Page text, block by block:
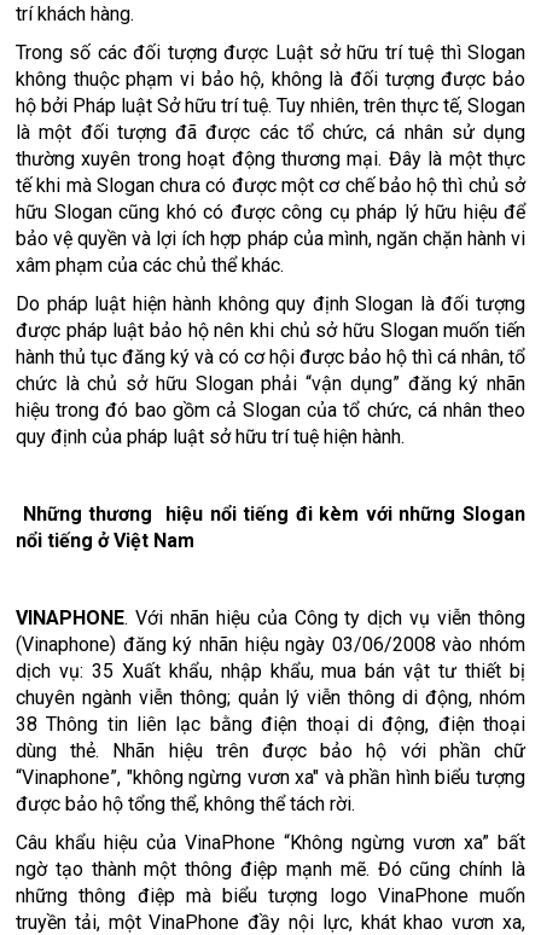
trí khách hàng.
Trong số các đối tượng được Luật sở hữu trí tuệ thì Slogan
không thuộc phạm vi bảo hộ, không là đối tượng được bảo
hộ bởi Pháp luật Sở hữu trí tuệ. Tuy nhiên, trên thực tế, Slogan
là một đối tượng đã được các tổ chức, cá nhân sử dụng
thường xuyên trong hoạt động thương mại. Đây là một thực
tế khi mà Slogan chưa có được một cơ chế bảo hộ thì chủ sở
hữu Slogan cũng khó có được công cụ pháp lý hữu hiệu để
bảo vệ quyền và lợi ích hợp pháp của mình, ngăn chặn hành vi
xâm phạm của các chủ thể khác.
Do pháp luật hiện hành không quy định Slogan là đối tượng
được pháp luật bảo hộ nên khi chủ sở hữu Slogan muốn tiến
hành thủ tục đăng ký và có cơ hội được bảo hộ thì cá nhân, tổ
chức là chủ sở hữu Slogan phải “vận dụng” đăng ký nhãn
hiệu trong đó bao gồm cả Slogan của tổ chức, cá nhân theo
quy định của pháp luật sở hữu trí tuệ hiện hành.
Những thương hiệu nổi tiếng đi kèm với những Slogan
nổi tiếng ở Việt Nam
VINAPHONE. Với nhãn hiệu của Công ty dịch vụ viễn thông
(Vinaphone) đăng ký nhãn hiệu ngày 03/06/2008 vào nhóm
dịch vụ: 35 Xuất khẩu, nhập khẩu, mua bán vật tư thiết bị
chuyên ngành viễn thông; quản lý viễn thông di động, nhóm
38 Thông tin liên lạc bằng điện thoại di động, điện thoại
dùng thẻ. Nhãn hiệu trên được bảo hộ với phần chữ
“Vinaphone”, "không ngừng vươn xa" và phần hình biểu tượng
được bảo hộ tổng thể, không thể tách rời.
Câu khẩu hiệu của VinaPhone “Không ngừng vươn xa” bất
ngờ tạo thành một thông điệp mạnh mẽ. Đó cũng chính là
những thông điệp mà biểu tượng logo VinaPhone muốn
truyền tải, một VinaPhone đầy nội lực, khát khao vươn xa,